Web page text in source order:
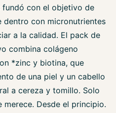
fundó con el objetivo de
dentro con micronutrientes
a la calidad. El pack de
combina colágeno
*zinc y biotina, que
de una piel y un cabello
a cereza y tomillo. Solo
Desde el principio.